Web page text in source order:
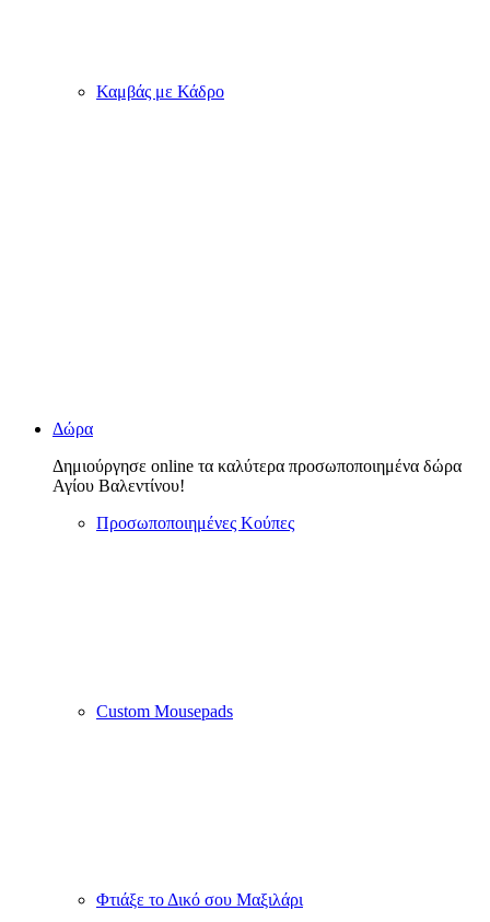
Καμβάς με Κάδρο
Δώρα
Δημιούργησε online τα καλύτερα προσωποποιημένα δώρα
Αγίου Βαλεντίνου!
Προσωποποιημένες Κούπες
Custom Mousepads
Φτιάξε το Δικό σου Μαξιλάρι